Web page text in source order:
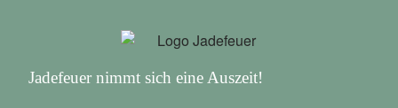
Jadefeuer nimmt sich eine Auszeit!